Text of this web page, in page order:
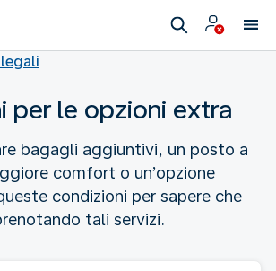
per le opzioni extra
bagagli aggiuntivi, un posto a
comfort o un’opzione
condizioni per sapere che
tali servizi.